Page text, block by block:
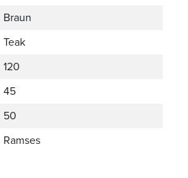
Braun
Teak
120
45
50
Ramses